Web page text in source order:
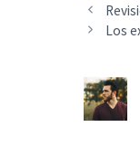
Los